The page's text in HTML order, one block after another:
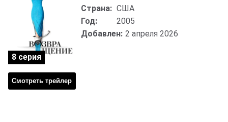
Смотреть трейлер
Страна: США
Год:
2005
Добавлен: 2 апреля 2026
8 серия